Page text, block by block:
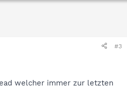
#3
welcher immer zur letzten